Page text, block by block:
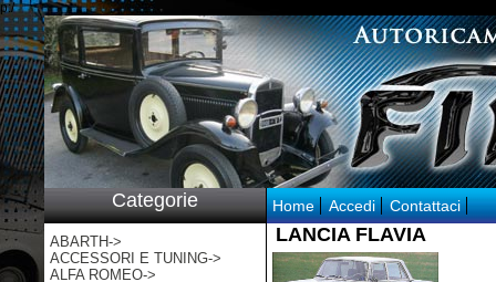
p:/
Categorie
ABARTH->
ACCESSORI E TUNING->
ALFA ROMEO->
Home Accedi Contattaci
LANCIA FLAVIA